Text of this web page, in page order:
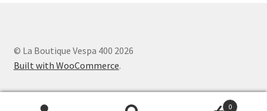
© La Boutique Vespa 400 2026
Built with WooCommerce.
0